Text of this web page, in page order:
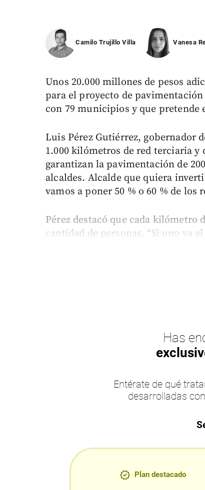
Camilo Trujillo Villa Vanesa
Unos 20.000 millones de pesos
para el proyecto de
con 79 municipios y que pretende
Luis Pérez Gutiérrez, gobernador
1.000 kilómetros de red terciaria y
garantizan la pavimentación de
alcaldes. Alcalde que quiera
vamos a poner 50 % o 60 % de los
Pérez destacó que cada kilómetro
cantidad de personas. “Si uno va
Has
Entérate de qué
desarrolladas
Plan destacado